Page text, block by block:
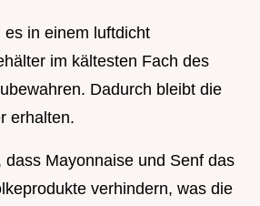
in einem luftdicht
im kältesten Fach des
Dadurch bleibt die
erhalten.
dass Mayonnaise und Senf das
verhindern, was die